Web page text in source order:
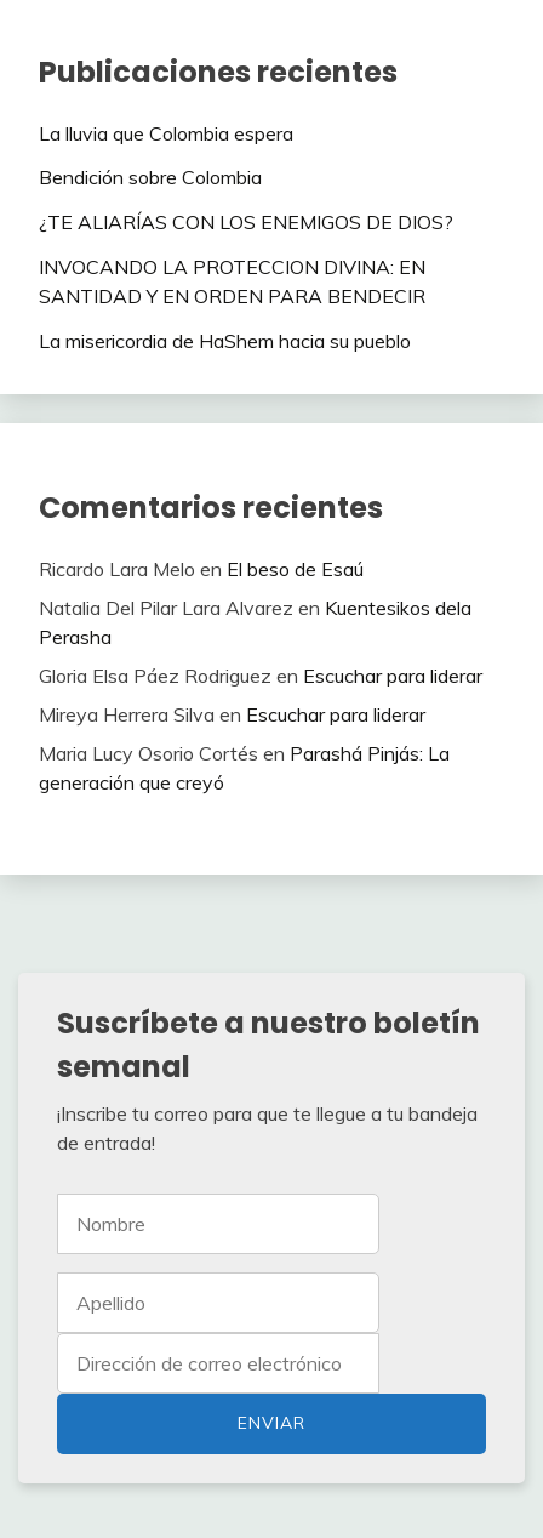
Publicaciones recientes
La lluvia que Colombia espera
Bendición sobre Colombia
¿TE ALIARÍAS CON LOS ENEMIGOS DE DIOS?
INVOCANDO LA PROTECCION DIVINA: EN
SANTIDAD Y EN ORDEN PARA BENDECIR
La misericordia de HaShem hacia su pueblo
Comentarios recientes
Ricardo Lara Melo en El beso de Esaú
Natalia Del Pilar Lara Alvarez en Kuentesikos dela
Perasha
Gloria Elsa Páez Rodriguez en Escuchar para liderar
Mireya Herrera Silva en Escuchar para liderar
Maria Lucy Osorio Cortés en Parashá Pinjás: La
generación que creyó
Suscríbete a nuestro boletín
semanal
¡Inscribe tu correo para que te llegue a tu bandeja
de entrada!